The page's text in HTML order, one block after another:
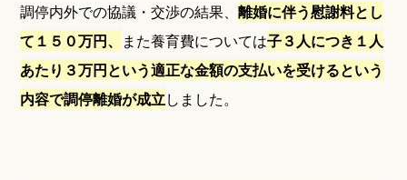
調停内外での協議・交渉の結果、離婚に伴う慰謝料とし
て１５０万円、
また養育費については子３人につき１人
あたり３万円という適正な金額の支払いを受けるという
内容で調停離婚が成立しました。